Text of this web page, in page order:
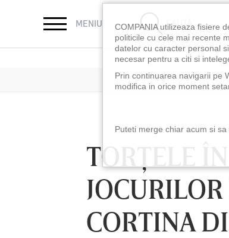
MENIU CAUTĂ
TORŢELE
CORTINA
COMPANIA utilizeaza fisiere
politicile cu cele mai recente
datelor cu caracter personal
necesar pentru a citi si
Prin continuarea navigarii pe
modifica in orice moment
Puteti merge chiar acum si